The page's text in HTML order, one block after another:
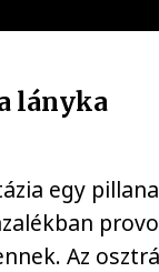
lányka
egy
Az